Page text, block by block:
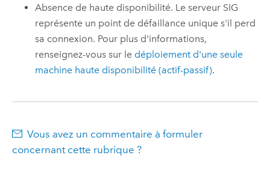
Absence de haute disponibilité. Le serveur SIG
représente un point de défaillance unique s'il perd
sa connexion. Pour plus d'informations,
renseignez-vous sur le déploiement d'une seule
machine haute disponibilité (actif-passif).
Vous avez un commentaire à formuler
concernant cette rubrique ?